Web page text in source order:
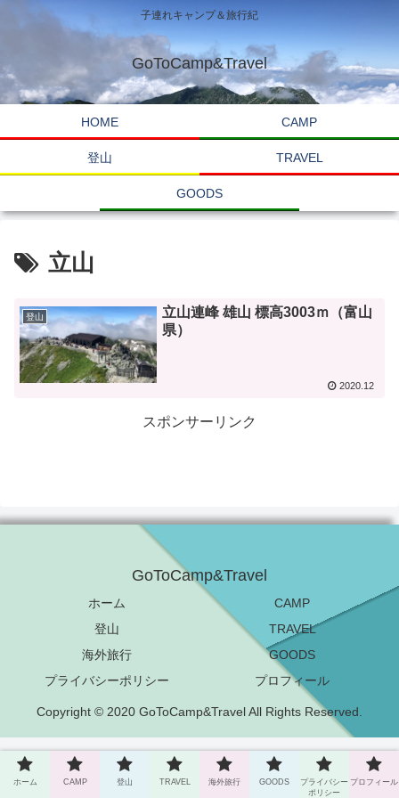
子連れキャンプ＆旅行紀
GoToCamp&Travel
HOME CAMP
登山 TRAVEL
GOODS
立山
登山
立山連峰 雄山 標高3003ｍ（富山
県）
2020.12
スポンサーリンク
GoToCamp&Travel
ホーム
CAMP
登山
TRAVEL
海外旅行
GOODS
プライバシーポリシー
プロフィール
Copyright © 2020 GoToCamp&Travel All Rights Reserved.
ホーム CAMP 登山 TRAVEL 海外旅行 GOODS
プライバシー
ポリシー
プロフィール